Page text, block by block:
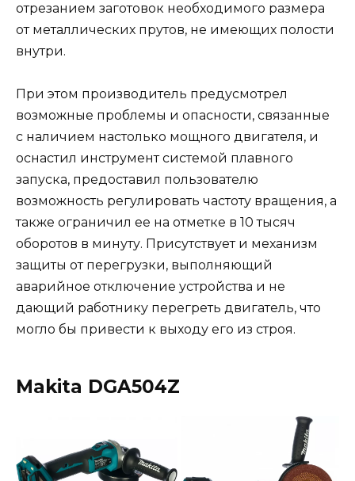
отрезанием заготовок необходимого размера
от металлических прутов, не имеющих полости
внутри.
При этом производитель предусмотрел
возможные проблемы и опасности, связанные
с наличием настолько мощного двигателя, и
оснастил инструмент системой плавного
запуска, предоставил пользователю
возможность регулировать частоту вращения, а
также ограничил ее на отметке в 10 тысяч
оборотов в минуту. Присутствует и механизм
защиты от перегрузки, выполняющий
аварийное отключение устройства и не
дающий работнику перегреть двигатель, что
могло бы привести к выходу его из строя.
Makita DGA504Z